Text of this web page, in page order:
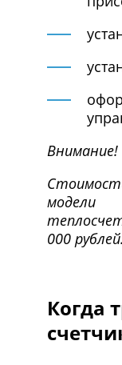
Внимание!
модели
000 рублей.
Когда